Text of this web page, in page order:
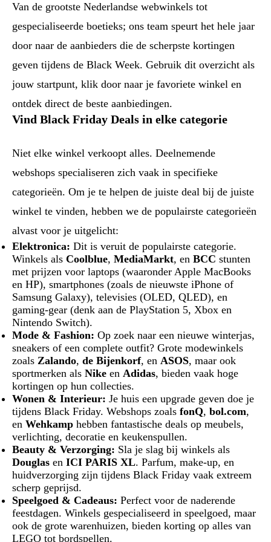
Van de grootste Nederlandse webwinkels tot
gespecialiseerde boetieks; ons team speurt het hele jaar
door naar de aanbieders die de scherpste kortingen
geven tijdens de Black Week. Gebruik dit overzicht als
jouw startpunt, klik door naar je favoriete winkel en
ontdek direct de beste aanbiedingen.
Vind Black Friday Deals in elke categorie
Niet elke winkel verkoopt alles. Deelnemende
webshops specialiseren zich vaak in specifieke
categorieën. Om je te helpen de juiste deal bij de juiste
winkel te vinden, hebben we de populairste categorieën
alvast voor je uitgelicht:
Elektronica: Dit is veruit de populairste categorie.
Winkels als Coolblue, MediaMarkt, en BCC stunten
met prijzen voor laptops (waaronder Apple MacBooks
en HP), smartphones (zoals de nieuwste iPhone of
Samsung Galaxy), televisies (OLED, QLED), en
gaming-gear (denk aan de PlayStation 5, Xbox en
Nintendo Switch).
Mode & Fashion: Op zoek naar een nieuwe winterjas,
sneakers of een complete outfit? Grote modewinkels
zoals Zalando, de Bijenkorf, en ASOS, maar ook
sportmerken als Nike en Adidas, bieden vaak hoge
kortingen op hun collecties.
Wonen & Interieur: Je huis een upgrade geven doe je
tijdens Black Friday. Webshops zoals fonQ, bol.com,
en Wehkamp hebben fantastische deals op meubels,
verlichting, decoratie en keukenspullen.
Beauty & Verzorging: Sla je slag bij winkels als
Douglas en ICI PARIS XL. Parfum, make-up, en
huidverzorging zijn tijdens Black Friday vaak extreem
scherp geprijsd.
Speelgoed & Cadeaus: Perfect voor de naderende
feestdagen. Winkels gespecialiseerd in speelgoed, maar
ook de grote warenhuizen, bieden korting op alles van
LEGO tot bordspellen.